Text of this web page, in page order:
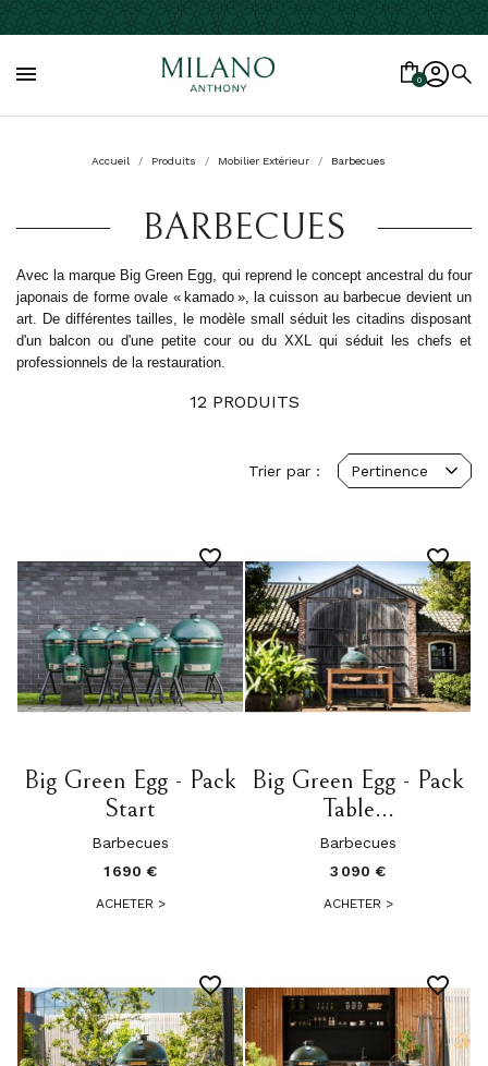
 0
Accueil Produits Mobilier Extérieur Barbecues
BARBECUES
Avec la marque Big Green Egg, qui reprend le concept ancestral du four
japonais de forme ovale « kamado », la cuisson au barbecue devient un
art. De différentes tailles, le modèle small séduit les citadins disposant
d'un balcon ou d'une petite cour ou du XXL qui séduit les chefs et
professionnels de la restauration.
12 PRODUITS
Trier par : Pertinence
Big Green Egg - Pack
Start
Barbecues
1 690 €
ACHETER >
favorite_border
Big Green Egg - Pack
Table...
Barbecues
3 090 €
ACHETER >
favorite_border
favorite_border favorite_border